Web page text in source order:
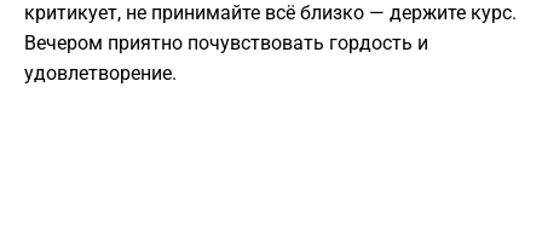
критикует, не принимайте всё близко — держите курс.
Вечером приятно почувствовать гордость и
удовлетворение.